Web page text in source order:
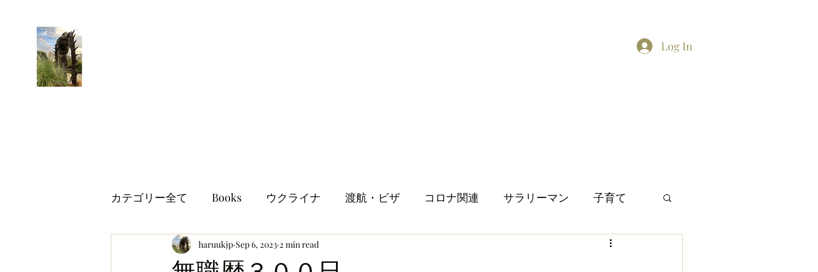
About Contact
Log In
カテゴリー全て Books ウクライナ 渡航・ビザ コロナ関連 サラリーマン 子育て
世界情勢 イギリス生活 健康 日本文化
haruukjp Sep 6, 2023 2 min read